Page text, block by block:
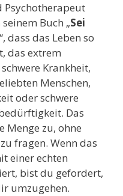
Psychotherapeut
Buch „Sei
“, dass das Leben so
das extrem
Krankheit,
Menschen,
oder schwere
Das
Menge zu, ohne
fragen. Wenn das
einer echten
bist du gefordert,
umzugehen.